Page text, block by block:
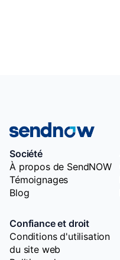
Société
À propos de SendNOW
Témoignages
Blog
Confiance et droit
Conditions d'utilisation
du site web